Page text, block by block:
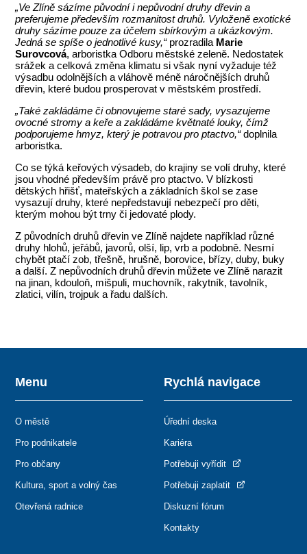
„Ve Zlíně sázíme původní i nepůvodní druhy dřevin a
preferujeme především rozmanitost druhů. Vyloženě exotické
druhy sázíme pouze za účelem sbírkovým a ukázkovým.
Jedná se spíše o jednotlivé kusy,“prozradila Marie
Surovcová, arboristka Odboru městské zeleně. Nedostatek
srážek a celková změna klimatu si však nyní vyžaduje též
výsadbu odolnějších a vláhově méně náročnějších druhů
dřevin, které budou prosperovat v městském prostředí.
„Také zakládáme či obnovujeme staré sady, vysazujeme
ovocné stromy a keře a zakládáme květnaté louky, čímž
podporujeme hmyz, který je potravou pro ptactvo,“doplnila
arboristka.
Co se týká keřových výsadeb, do krajiny se volí druhy, které
jsou vhodné především právě pro ptactvo. V blízkosti
dětských hřišť, mateřských a základních škol se zase
vysazují druhy, které nepředstavují nebezpečí pro děti,
kterým mohou být trny či jedovaté plody.
Z původních druhů dřevin ve Zlíně najdete například různé
druhy hlohů, jeřábů, javorů, olší, lip, vrb a podobně. Nesmí
chybět ptačí zob, třešně, hrušně, borovice, břízy, duby, buky
a další. Z nepůvodních druhů dřevin můžete ve Zlíně narazit
na jinan, kdouloň, mišpuli, muchovník, rakytník, tavolník,
zlatici, vilín, trojpuk a řadu dalších.
Menu
O městě
Pro podnikatele
Pro občany
Kultura, sport a volný čas
Otevřená radnice
Rychlá navigace
Úřední deska
Kariéra
Potřebuji vyřídit
Potřebuji zaplatit
Diskuzní fórum
Kontakty